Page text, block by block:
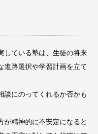
している塾は、生徒の将来
進路選択や学習計画を立て
談にのってくれるか否かも
が精神的に不安定になると